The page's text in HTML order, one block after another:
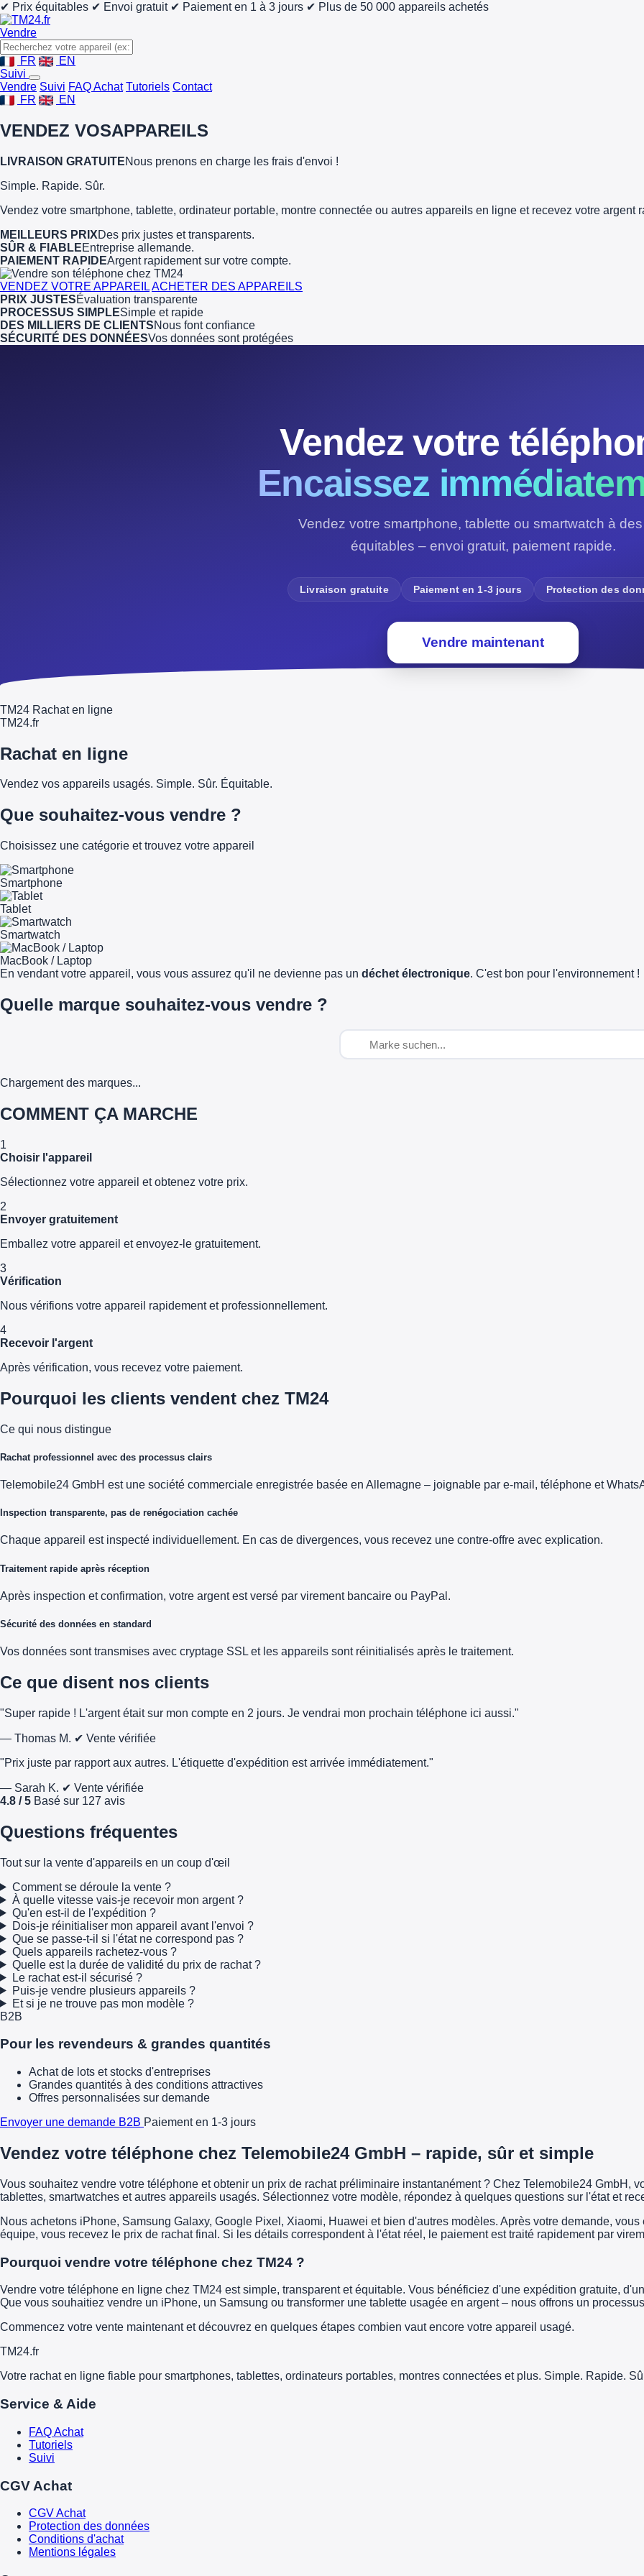
✔ Prix équitables ✔ Envoi gratuit ✔ Paiement en 1 à 3 jours ✔ Plus de 50 000 appareils achetés
Vendre
FR
EN
Suivi
Vendre Suivi FAQ Achat Tutoriels Contact
FR
EN
VENDEZ VOSAPPAREILS
LIVRAISON GRATUITENous prenons en charge les frais d'envoi !
Simple. Rapide. Sûr.
Vendez votre smartphone, tablette, ordinateur portable, montre connectée ou autres appareils en ligne et recevez votre argent
MEILLEURS PRIXDes prix justes et transparents.
SÛR & FIABLEEntreprise allemande.
PAIEMENT RAPIDEArgent rapidement sur votre compte.
VENDEZ VOTRE APPAREILACHETER DES APPAREILS
PRIX JUSTESÉvaluation transparente
PROCESSUS SIMPLESimple et rapide
DES MILLIERS DE CLIENTSNous font confiance
SÉCURITÉ DES DONNÉESVos données sont protégées
Vendez votre
Encaissez
Vendez votre smartphone, tablette ou smartwatch à
équitables – envoi gratuit, paiement rapide.
Livraison gratuite Paiement en 1-3 jours Protection des
Vendre maintenant
TM24 Rachat en ligne
TM24.fr
Rachat en ligne
Vendez vos appareils usagés. Simple. Sûr. Équitable.
Que souhaitez-vous vendre ?
Choisissez une catégorie et trouvez votre appareil
Smartphone
Tablet
Smartwatch
MacBook / Laptop
En vendant votre appareil, vous vous assurez qu'il ne devienne pas un déchet électronique. C'est bon pour l'environnement !
Quelle marque souhaitez-vous vendre ?
Chargement des marques...
COMMENT ÇA MARCHE
1
Choisir l'appareil
Sélectionnez votre appareil et obtenez votre prix.
2
Envoyer gratuitement
Emballez votre appareil et envoyez-le gratuitement.
3
Vérification
Nous vérifions votre appareil rapidement et professionnellement.
4
Recevoir l'argent
Après vérification, vous recevez votre paiement.
Pourquoi les clients vendent chez TM24
Ce qui nous distingue
Rachat professionnel avec des processus clairs
Telemobile24 GmbH est une société commerciale enregistrée basée en Allemagne – joignable par e-mail, téléphone et
Inspection transparente, pas de renégociation cachée
Chaque appareil est inspecté individuellement. En cas de divergences, vous recevez une contre-offre avec explication.
Traitement rapide après réception
Après inspection et confirmation, votre argent est versé par virement bancaire ou PayPal.
Sécurité des données en standard
Vos données sont transmises avec cryptage SSL et les appareils sont réinitialisés après le traitement.
Ce que disent nos clients
"Super rapide ! L'argent était sur mon compte en 2 jours. Je vendrai mon prochain téléphone ici aussi."
— Thomas M. ✔ Vente vérifiée
"Prix juste par rapport aux autres. L'étiquette d'expédition est arrivée immédiatement."
— Sarah K. ✔ Vente vérifiée
4.8 / 5 Basé sur 127 avis
Questions fréquentes
Tout sur la vente d'appareils en un coup d'œil
Comment se déroule la vente ?
À quelle vitesse vais-je recevoir mon argent ?
Qu'en est-il de l'expédition ?
Dois-je réinitialiser mon appareil avant l'envoi ?
Que se passe-t-il si l'état ne correspond pas ?
Quels appareils rachetez-vous ?
Quelle est la durée de validité du prix de rachat ?
Le rachat est-il sécurisé ?
Puis-je vendre plusieurs appareils ?
Et si je ne trouve pas mon modèle ?
B2B
Pour les revendeurs & grandes quantités
Achat de lots et stocks d'entreprises
Grandes quantités à des conditions attractives
Offres personnalisées sur demande
Envoyer une demande B2B Paiement en 1-3 jours
Vendez votre téléphone chez Telemobile24 GmbH – rapide, sûr et simple
Vous souhaitez vendre votre téléphone et obtenir un prix de rachat préliminaire instantanément ? Chez Telemobile24 GmbH,
tablettes, smartwatches et autres appareils usagés. Sélectionnez votre modèle, répondez à quelques questions sur l'état et
Nous achetons iPhone, Samsung Galaxy, Google Pixel, Xiaomi, Huawei et bien d'autres modèles. Après votre demande,
équipe, vous recevez le prix de rachat final. Si les détails correspondent à l'état réel, le paiement est traité rapidement par
Pourquoi vendre votre téléphone chez TM24 ?
Vendre votre téléphone en ligne chez TM24 est simple, transparent et équitable. Vous bénéficiez d'une expédition gratuite,
Que vous souhaitiez vendre un iPhone, un Samsung ou transformer une tablette usagée en argent – nous offrons un
Commencez votre vente maintenant et découvrez en quelques étapes combien vaut encore votre appareil usagé.
TM24.fr
Votre rachat en ligne fiable pour smartphones, tablettes, ordinateurs portables, montres connectées et plus. Simple. Rapide.
Service & Aide
FAQ Achat
Tutoriels
Suivi
CGV Achat
CGV Achat
Protection des données
Conditions d'achat
Mentions légales